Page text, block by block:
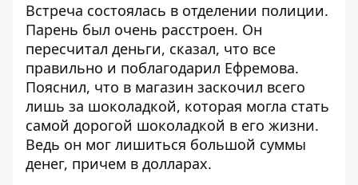
Встреча состоялась в отделении полиции.
Парень был очень расстроен. Он
пересчитал деньги, сказал, что все
правильно и поблагодарил Ефремова.
Пояснил, что в магазин заскочил всего
лишь за шоколадкой, которая могла стать
самой дорогой шоколадкой в его жизни.
Ведь он мог лишиться большой суммы
денег, причем в долларах.